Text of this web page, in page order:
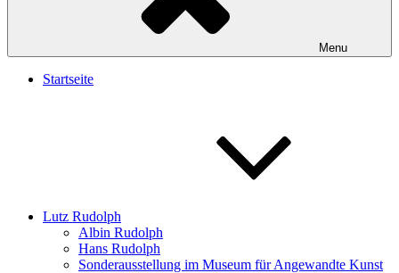
Menu
Startseite
Lutz Rudolph
Albin Rudolph
Hans Rudolph
Sonderausstellung im Museum für Angewandte Kunst